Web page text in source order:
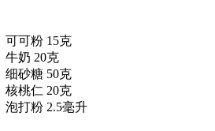
可可粉 15克
牛奶 20克
细砂糖 50克
核桃仁 20克
泡打粉 2.5毫升